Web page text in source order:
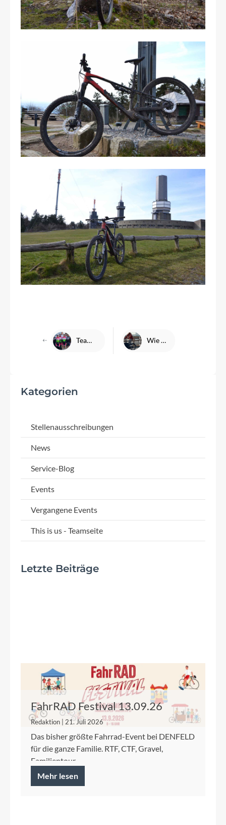
Team DENFELD bei der ŠKODA Velotour - Eschborn-Frankfurt 2023 Wie funktioniert die Lastenradförderung in Hessen?
Kategorien
Stellenausschreibungen
News
Service-Blog
Events
Vergangene Events
This is us - Teamseite
Letzte Beiträge
FahrRAD Festival 13.09.26
Redaktion | 21. Juli 2026
Das bisher größte Fahrrad-Event bei DENFELD
für die ganze Familie. RTF, CTF, Gravel,
Familientour.
Mehr lesen